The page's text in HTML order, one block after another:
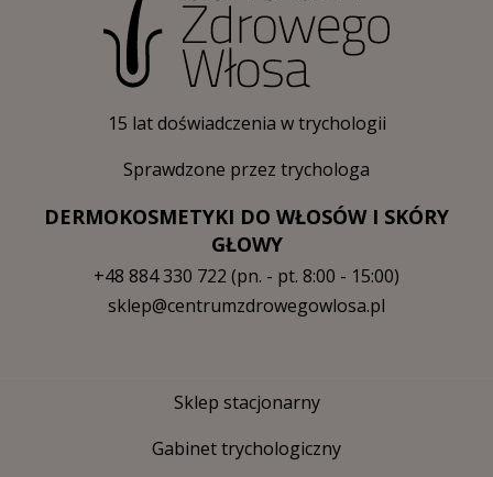
15 lat doświadczenia w trychologii
Sprawdzone przez trychologa
DERMOKOSMETYKI DO WŁOSÓW I SKÓRY
GŁOWY
+48 884 330 722 (pn. - pt. 8:00 - 15:00)
sklep@centrumzdrowegowlosa.pl
Sklep stacjonarny
Gabinet trychologiczny